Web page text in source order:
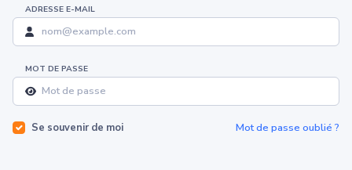
ADRESSE E-MAIL
MOT DE PASSE
Se souvenir de moi Mot de passe oublié ?